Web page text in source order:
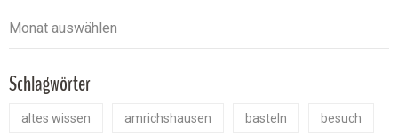
Schlagwörter
altes wissen amrichshausen basteln besuch